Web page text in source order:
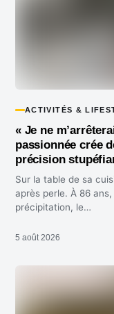
ACTIVITÉS &
« Je ne
passionnée crée
précision
Sur la table de sa
après perle. À 86
précipitation, le…
5 août 2026